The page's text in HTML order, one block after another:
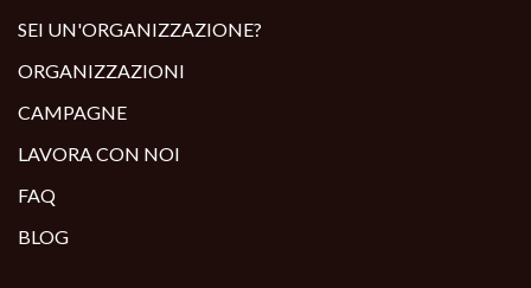
SEI UN'ORGANIZZAZIONE?
ORGANIZZAZIONI
CAMPAGNE
LAVORA CON NOI
FAQ
BLOG